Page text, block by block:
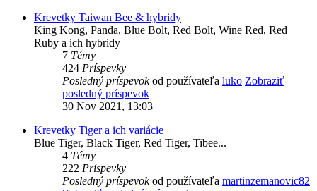
Krevetky Taiwan Bee & hybridy
King Kong, Panda, Blue Bolt, Red Bolt, Wine Red, Red
Ruby a ich hybridy
7 Témy
424 Príspevky
Posledný príspevokod používateľa luko Zobraziť
posledný príspevok
30 Nov 2021, 13:03
Krevetky Tiger a ich variácie
Blue Tiger, Black Tiger, Red Tiger, Tibee...
4 Témy
222 Príspevky
Posledný príspevokod používateľa martinzemanovic82